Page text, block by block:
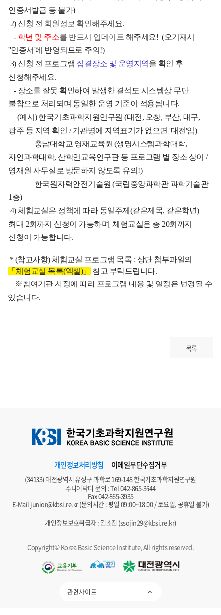
인증서발급 등 불가)
2) 신청 전 회원정보 확인 해주세요.
- 학년 및 주소를 반드시 업데이트 해주세요! (오기재시
''인증서'에 반영되므로 주의!)
3) 신청 전 프로그램 집결장소 및 운영지역을 확인 후
신청해주세요.
- 장소를 잘못 확인하여 발생한 결석도 시스템상 무단
불참으로 처리되며 동일한 운영 기준이 적용됩니다.
(예시) 한국기초과학지원연구원 (대전, 오창, 부산, 대구,
광주 등 지역 확인 / 기관명에 지역표기가 없으면 '대전'임)
충남대학교 영재교육원 (생명시스템과학대학,
자연과학대학, 산학연교육연구관 등 프로그램 별 장소 상이 /
영재원 사무실로 방문하지 않도록 유의!)
한국원자력안전기술원 (국립중앙과학관 과학기술관
1층)
4) 체험교실은 정책에 따라 동일주제(같은제목, 같은학년)
최대 2회까지 신청이 가능하며, 체험교실은 총 20회까지
신청이 가능합니다.
* (참고사항) 체험교실 프로그램 목록 : 상단 첨부파일의
「체험교실 목록(엑셀)」
​ 참고 부탁드립니다.
※참여기관 사정에 따라 프로그램 내용 및 일정은 변경될 수
있습니다.
목록
개인정보처리방침 이메일무단수집거부
(34133) 대전광역시 유성구 과학로 169-148 한국기초과학지원연구원
주니어닥터 문의 : Tel042-865-3644
Fax 042-865-3935
E-Mail junior@kbsi.re.kr(문의시간 : 평일 09:00~18:00 / 토요일, 공휴일 불가)
개인정보보호취급자 : 김소진 (ssojin29@kbsi.re.kr)
Copyright© Korea Basic Science Institute, All rights reserved.
관련사이트